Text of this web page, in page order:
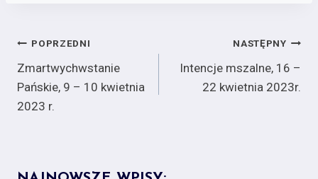
Nawigacja
wpisu
POPRZEDNI
Zmartwychwstanie
Pańskie, 9 – 10 kwietnia
2023 r.
NASTĘPNY
Intencje mszalne, 16 –
22 kwietnia 2023r.